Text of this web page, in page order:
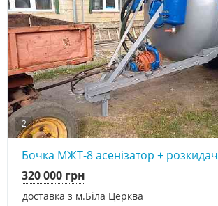
2
Бочка МЖТ-8 асенізатор + розкидач
доставка з м.Біла Церква
320 000 грн